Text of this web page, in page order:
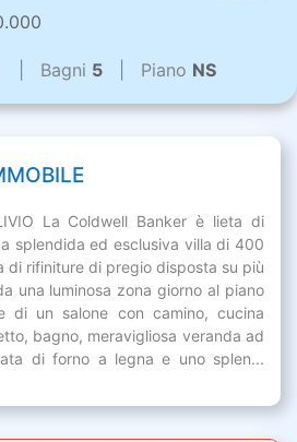
| Bagni 5 | Piano NS
La Coldwell Banker è lieta di
splendida ed esclusiva villa di 400
di rifiniture di pregio disposta su più
una luminosa zona giorno al piano
di un salone con camino, cucina
bagno, meravigliosa veranda ad
di forno a legna e uno splen...